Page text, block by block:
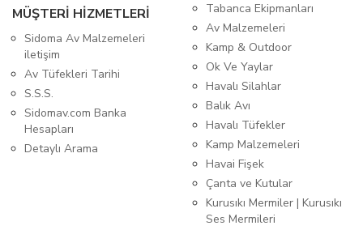
MÜŞTERİ HİZMETLERİ
Sidoma Av Malzemeleri
iletişim
Av Tüfekleri Tarihi
S.S.S.
Sidomav.com Banka
Hesapları
Detaylı Arama
Tabanca Ekipmanları
Av Malzemeleri
Kamp & Outdoor
Ok Ve Yaylar
Havalı Silahlar
Balık Avı
Havalı Tüfekler
Kamp Malzemeleri
Havai Fişek
Çanta ve Kutular
Kurusıkı Mermiler | Kurusıkı
Ses Mermileri